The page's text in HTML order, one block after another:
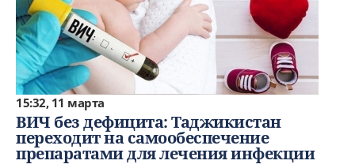
15:32, 11 марта
ВИЧ без дефицита: Таджикистан
переходит на самообеспечение
препаратами для лечения инфекции